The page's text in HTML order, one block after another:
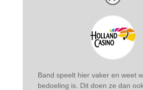
Band speelt hier vaker en weet
bedoeling is. Dit doen ze dan